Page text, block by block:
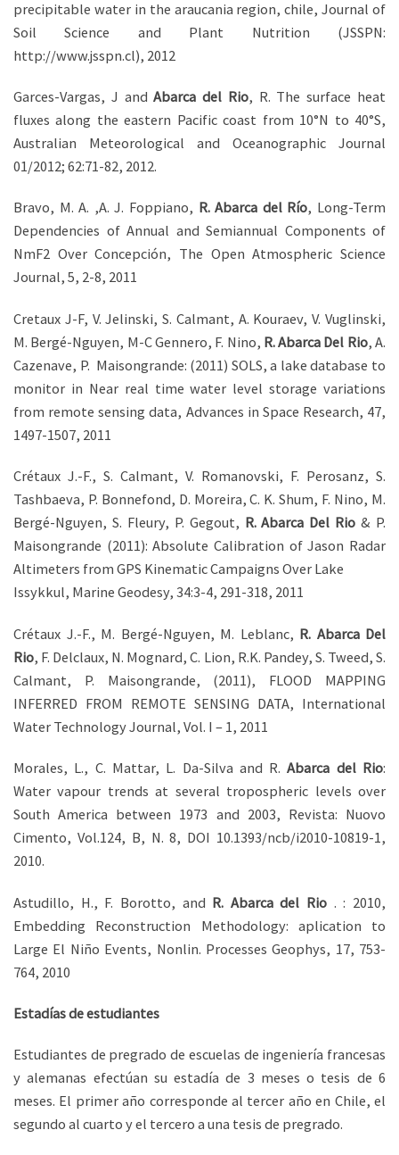
precipitable water in the araucania region, chile, Journal of
Soil Science and Plant Nutrition (JSSPN:
http://www.jsspn.cl), 2012
Garces-Vargas, J andAbarca del Rio, R. The surface heat
fluxes along the eastern Pacific coast from 10°N to 40°S,
Australian Meteorological and Oceanographic Journal
01/2012; 62:71-82, 2012.
Bravo, M. A. ,A. J. Foppiano, R. Abarca del Río, Long-Term
Dependencies of Annual and Semiannual Components of
NmF2 Over Concepción, The Open Atmospheric Science
Journal, 5, 2-8, 2011
Cretaux J-F, V. Jelinski, S. Calmant, A. Kouraev, V. Vuglinski,
M. Bergé-Nguyen, M-C Gennero, F. Nino, R. Abarca Del Rio, A.
Cazenave, P. Maisongrande: (2011) SOLS, a lake database to
monitor in Near real time water level storage variations
from remote sensing data, Advances in Space Research, 47,
1497-1507, 2011
Crétaux J.-F., S. Calmant, V. Romanovski, F. Perosanz, S.
Tashbaeva, P. Bonnefond, D. Moreira, C. K. Shum, F. Nino, M.
Bergé-Nguyen, S. Fleury, P. Gegout, R. Abarca Del Rio & P.
Maisongrande (2011): Absolute Calibration of Jason Radar
Altimeters from GPS Kinematic Campaigns Over Lake
Issykkul, Marine Geodesy, 34:3-4, 291-318, 2011
Crétaux J.-F., M. Bergé-Nguyen, M. Leblanc, R. Abarca Del
Rio, F. Delclaux, N. Mognard, C. Lion, R.K. Pandey, S. Tweed, S.
Calmant, P. Maisongrande, (2011), FLOOD MAPPING
INFERRED FROM REMOTE SENSING DATA, International
Water Technology Journal, Vol. I – 1, 2011
Morales, L., C. Mattar, L. Da-Silva and R.Abarca del Rio:
Water vapour trends at several tropospheric levels over
South America between 1973 and 2003, Revista: Nuovo
Cimento, Vol.124, B, N. 8, DOI 10.1393/ncb/i2010-10819-1,
2010.
Astudillo, H., F. Borotto, and R. Abarca del Rio . : 2010,
Embedding Reconstruction Methodology: aplication to
Large El Niño Events, Nonlin. Processes Geophys, 17, 753-
764, 2010
Estadías de estudiantes
Estudiantes de pregrado de escuelas de ingeniería francesas
y alemanas efectúan su estadía de 3 meses o tesis de 6
meses. El primer año corresponde al tercer año en Chile, el
segundo al cuarto y el tercero a una tesis de pregrado.